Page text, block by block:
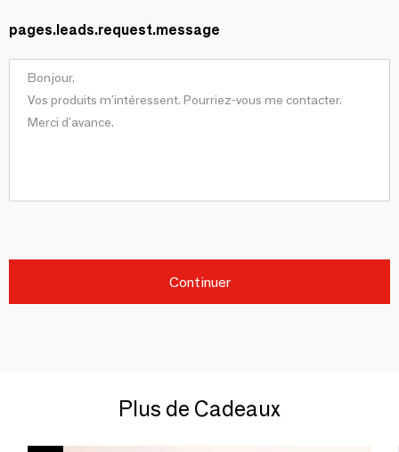
pages.leads.request.message
Continuer
Plus de Cadeaux